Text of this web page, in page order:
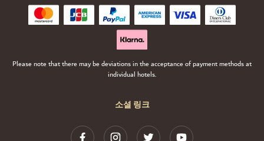
소셜 링크
Please note that there may be deviations in the acceptance of payment methods at
individual hotels.